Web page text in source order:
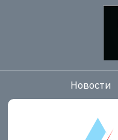
Новости